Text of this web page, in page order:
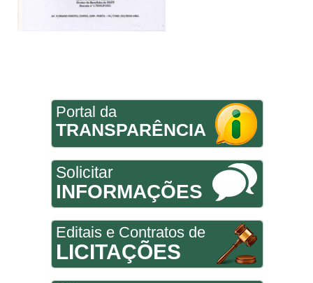
Portal da
TRANSPARÊNCIA
Solicitar
INFORMAÇÕES
Editais e Contratos de
LICITAÇÕES